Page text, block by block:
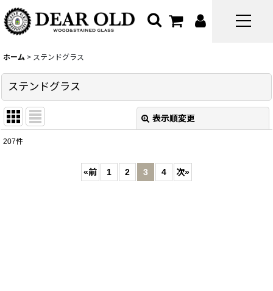
ホーム > ステンドグラス
ステンドグラス
表示順変更
207件
«前 1 2 3 4 次»